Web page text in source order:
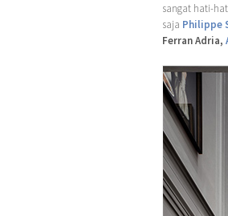
sangat hati-
saja Philippe
Ferran Adria,